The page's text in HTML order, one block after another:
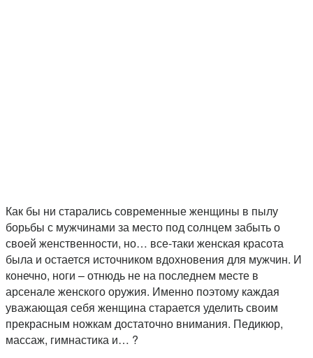
Как бы ни старались современные женщины в пылу
борьбы с мужчинами за место под солнцем забыть о
своей женственности, но… все-таки женская красота
была и остается источником вдохновения для мужчин. И
конечно, ноги – отнюдь не на последнем месте в
арсенале женского оружия. Именно поэтому каждая
уважающая себя женщина старается уделить своим
прекрасным ножкам достаточно внимания. Педикюр,
массаж, гимнастика и… ?